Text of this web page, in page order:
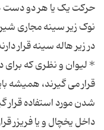
حرکت یک یا هر دو دست
نوک زیر سینه مجاری
* لیوان و نظری که
قرار می گیرند، همیشه
شدن مورد استفاده قرار